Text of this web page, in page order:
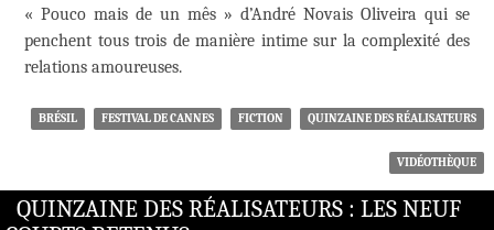
« Pouco mais de un mês » d’André Novais Oliveira qui se
penchent tous trois de manière intime sur la complexité des
relations amoureuses.
BRÉSIL FESTIVAL DE CANNES FICTION QUINZAINE DES RÉALISATEURS
VIDÉOTHÈQUE
QUINZAINE DES RÉALISATEURS : LES NEUF